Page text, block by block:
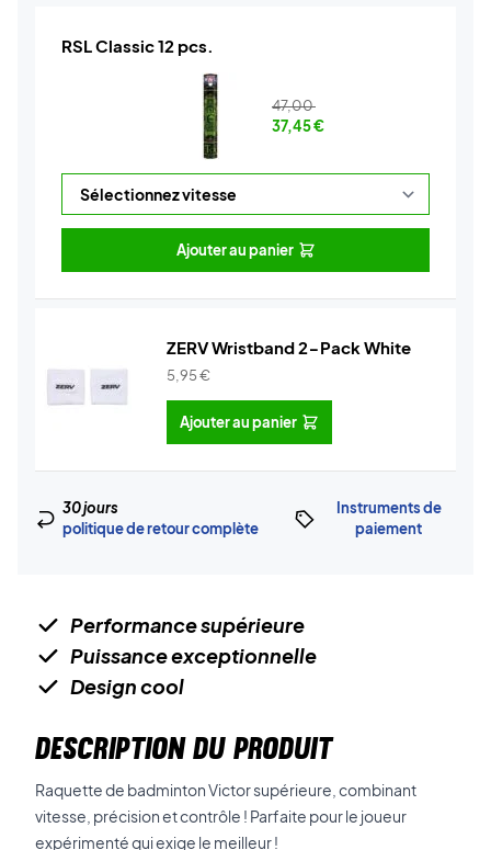
RSL Classic 12 pcs.
47,00
37,45€
Ajouter au panier
ZERV Wristband 2-Pack White
5,95€
Ajouter au panier
30 jours
politique de retour complète
Instruments de
paiement
Performance supérieure
Puissance exceptionnelle
Design cool
DESCRIPTION DU PRODUIT
Raquette de badminton Victor supérieure, combinant
vitesse, précision et contrôle ! Parfaite pour le joueur
expérimenté qui exige le meilleur !